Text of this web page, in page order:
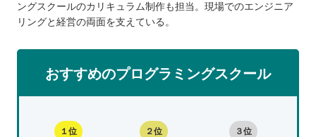
ングスクールのカリキュラム制作も担当。現場でのエンジニア
リングと経営の両面を支えている。
おすすめのプログラミングスクール
１位 ２位 ３位